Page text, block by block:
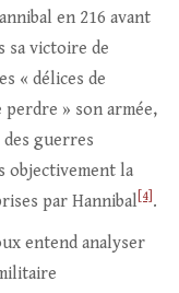
en 216 avant
sa victoire de
« délices de
perdre » son armée,
guerres
objectivement la
par Hannibal [4] .
entend analyser